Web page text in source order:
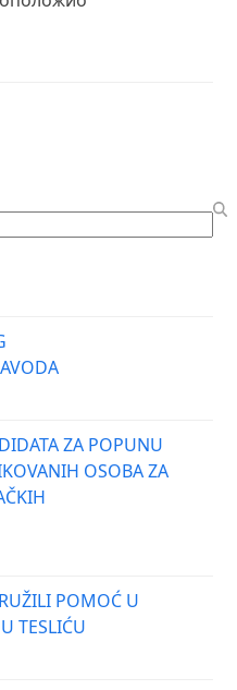
ZA POPUNU
OSOBA ZA
POMOĆ U
TESLIĆU